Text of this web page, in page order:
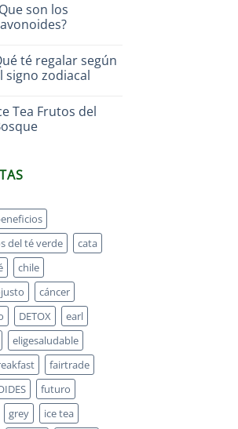
son los
té regalar según
signo zodiacal
Tea Frutos del
del té verde
cata
chile
cáncer
DETOX
earl
eligesaludable
fairtrade
futuro
grey
ice tea